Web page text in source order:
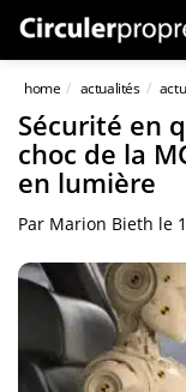
home actualités
Sécurité en
choc de la
en lumière
Par Marion Bieth le